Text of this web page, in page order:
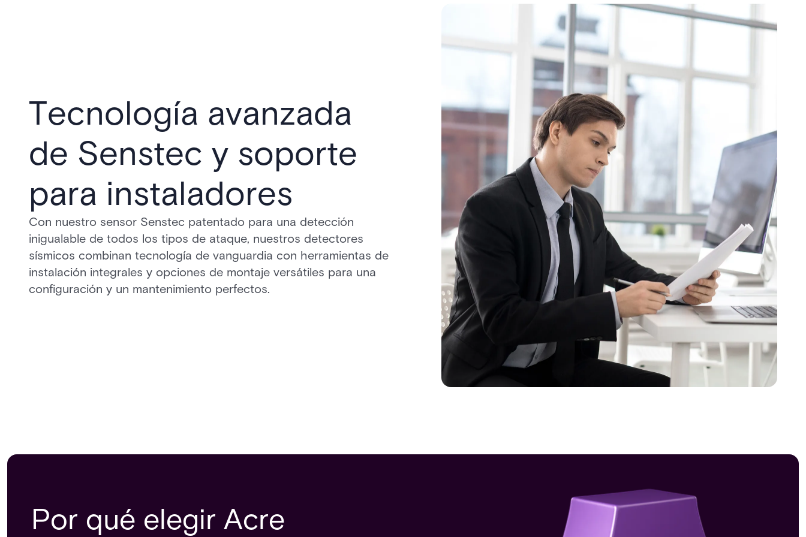
Tecnología avanzada
de Senstec y soporte
para instaladores
Con nuestro sensor Senstec patentado para una detección
inigualable de todos los tipos de ataque, nuestros detectores
sísmicos combinan tecnología de vanguardia con herramientas de
instalación integrales y opciones de montaje versátiles para una
configuración y un mantenimiento perfectos.
Por qué elegir Acre